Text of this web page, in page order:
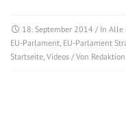
18. September 2014 / In Alle
EU-Parlament EU-Parlament
Startseite Videos / Von Redaktion